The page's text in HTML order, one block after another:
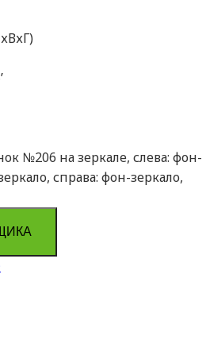
№206 на зеркале, слева: фон-
справа: фон-зеркало,